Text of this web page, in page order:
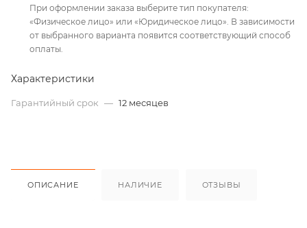
При оформлении заказа выберите тип покупателя:
«Физическое лицо» или «Юридическое лицо». В зависимости
от выбранного варианта появится соответствующий способ
оплаты.
Характеристики
Гарантийный срок — 12 месяцев
ОПИСАНИЕ НАЛИЧИЕ ОТЗЫВЫ